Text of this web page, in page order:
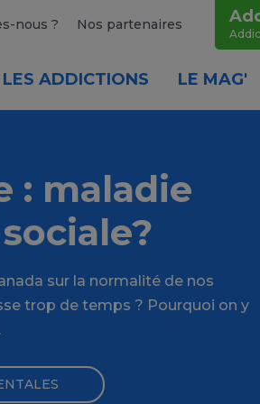
nous ? Nos partenaires
LES ADDICTIONS LE MAG'
: maladie
sur la normalité de nos
trop de temps ? Pourquoi on y